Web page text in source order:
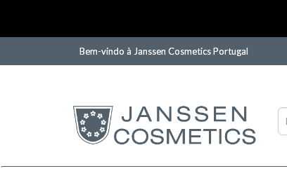
Bem-vindo à Janssen Cosmetics Portugal